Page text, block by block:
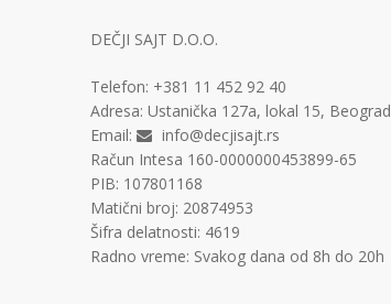
DEČJI SAJT D.O.O.
Telefon: +381 11 452 92 40
Adresa: Ustanička 127a, lokal 15, Beograd
Email:
info@decjisajt.rs
Račun Intesa 160-0000000453899-65
PIB: 107801168
Matični broj: 20874953
Šifra delatnosti: 4619
Radno vreme: Svakog dana od 8h do 20h